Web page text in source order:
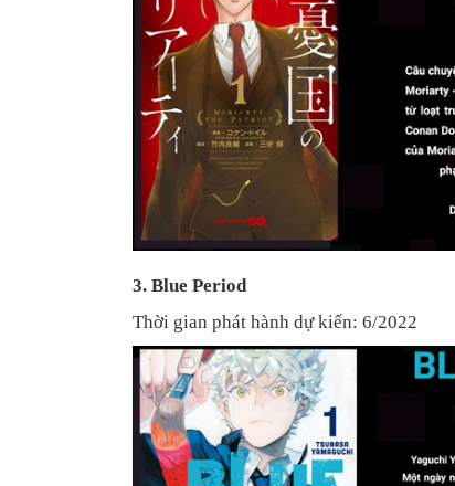
3. Blue Period
Thời gian phát hành dự kiến: 6/2022